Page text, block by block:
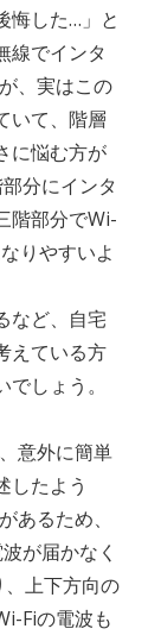
悔した…」と
線でインタ
、実はこの
いて、階層
に悩む方が
分にインタ
階部分でWi-
りやすいよ
など、自宅
えている方
しょう。
意外に簡単
したよう
あるため、
が届かなく
上下方向の
Fiの電波も